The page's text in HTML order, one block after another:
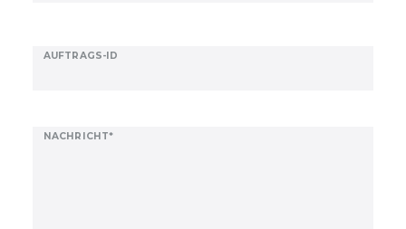
AUFTRAGS-ID
NACHRICHT*